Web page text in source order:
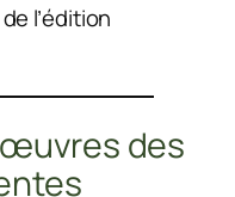
l’édition
des